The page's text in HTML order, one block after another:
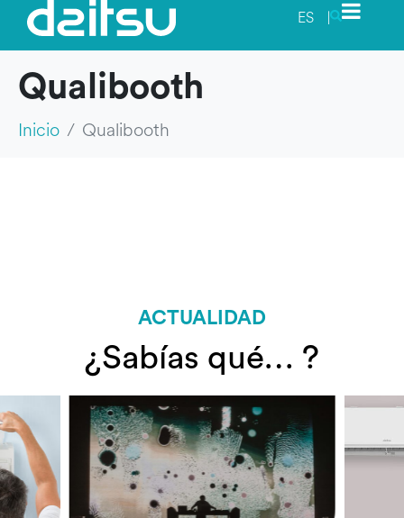
ES |
Qualibooth
Inicio Qualibooth
ACTUALIDAD
¿Sabías qué… ?